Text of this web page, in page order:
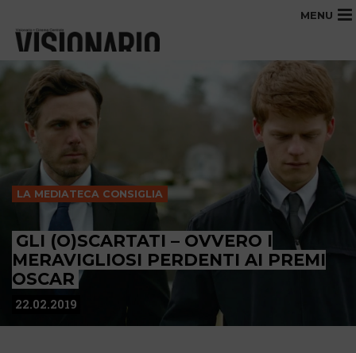
MENU
LA MEDIATECA CONSIGLIA
GLI (O)SCARTATI – OVVERO I
MERAVIGLIOSI PERDENTI AI PREMI
OSCAR
22.02.2019